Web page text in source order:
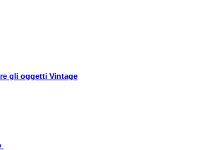
gli oggetti Vintage